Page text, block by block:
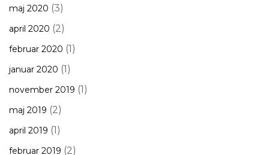
maj 2020 (3)
april 2020 (2)
februar 2020 (1)
januar 2020 (1)
november 2019 (1)
maj 2019 (2)
april 2019 (1)
februar 2019 (2)